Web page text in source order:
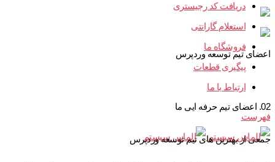
دریافت کد رجیستری
استعلام گارانتی
فروشگاه ما
پیگیری قطعات
ارتباط با ما
فهرست
اعضای تیم توسعه وردپرس
02. اعضای تیم حرفه ایی ما
جمعی از بهترین های تیم توسعه وردپرس